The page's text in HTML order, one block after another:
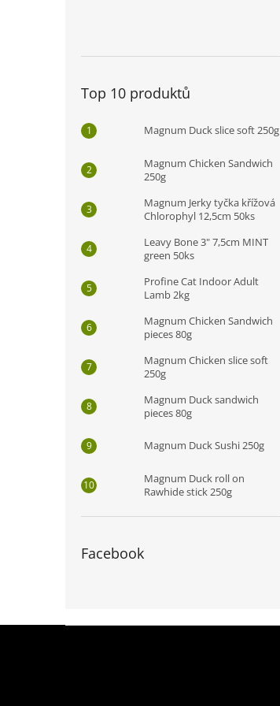
Top 10 produktů
Magnum Duck slice soft 250g
Magnum Chicken Sandwich
250g
Magnum Jerky tyčka křížová
Chlorophyl 12,5cm 50ks
Leavy Bone 3" 7,5cm MINT
green 50ks
Profine Cat Indoor Adult
Lamb 2kg
Magnum Chicken Sandwich
pieces 80g
Magnum Chicken slice soft
250g
Magnum Duck sandwich
pieces 80g
Magnum Duck Sushi 250g
Magnum Duck roll on
Rawhide stick 250g
Facebook
Z